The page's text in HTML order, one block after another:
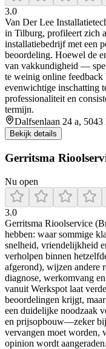
3.0
Van Der Lee
in Tilburg, profileert zich
installatiebedrijf met een
beoordeling. Hoewel de
van vakkundigheid —
te weinig online feedback
evenwichtige inschatting
professionaliteit en
termijn.
Dalfsenlaan 24 a,
Bekijk details
Gerritsma
Nu open
3.0
Gerritsma Rioolservice
hebben: waar sommige
snelheid, vriendelijkheid
verholpen binnen
afgerond), wijzen andere
diagnose, werkomvang
vanuit Werkspot laat
beoordelingen krijgt,
een duidelijke noodzaak
en prijsopbouw—zeker bij
vervangen moet worden,
opinion wordt aangeraden.